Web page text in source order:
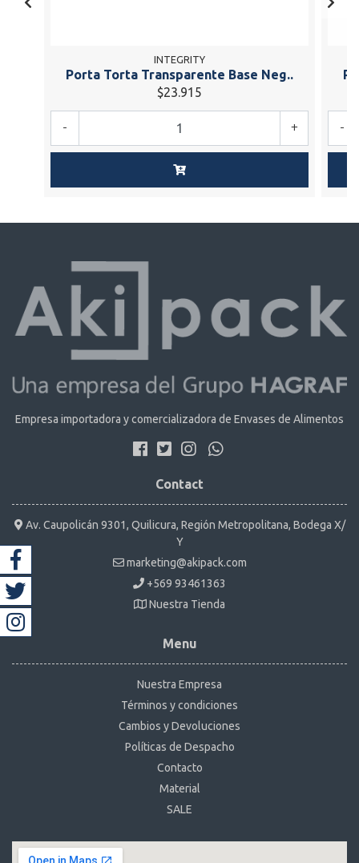
INTEGRITY
Porta Torta Transparente Base Neg..
$23.915
+
- -
Empresa importadora y comercializadora de Envases de Alimentos
Contact
Av. Caupolicán 9301, Quilicura, Región Metropolitana, Bodega X/
Y
marketing@akipack.com
+569 93461363
Nuestra Tienda
Menu
Nuestra Empresa
Términos y condiciones
Cambios y Devoluciones
Políticas de Despacho
Contacto
Material
SALE